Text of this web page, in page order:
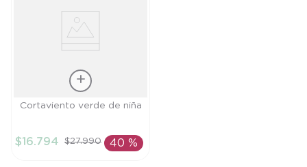
Talla
AÑADIR AL
Cortaviento verde de niña
$16.794 $27.990 40 %